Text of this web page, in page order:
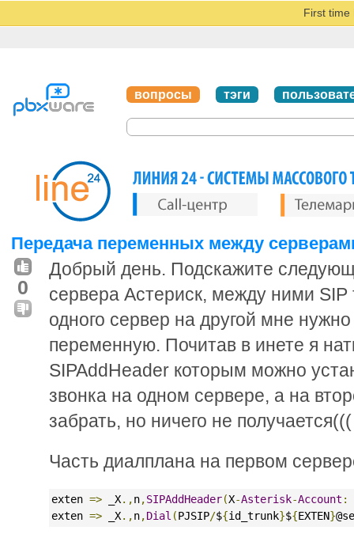
First time
вопросы тэги
Передача переменных между
0
Добрый день. Подскажите
сервера Астериск, между ними SIP
одного сервер на другой мне
переменную. Почитав в инете я
SIPAddHeader которым можно
звонка на одном сервере, а на
забрать, но ничего не получается(((
Часть диалплана на первом
exten => _X.,n,SIPAddHeader(X-Asterisk-Account :
exten => _X.,n,Dial (PJSIP/${id_trunk}${EXTEN}